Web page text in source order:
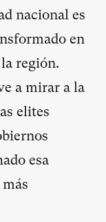
nacional es
en
región.
a mirar a la
elites
esa